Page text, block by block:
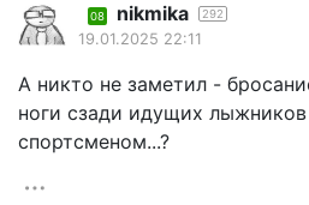
08 nikmika 292
19.01.2025 22:11
А никто не заметил -
ноги сзади идущих
спортсменом...?